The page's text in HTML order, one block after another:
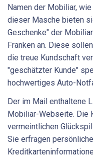
Namen der Mobiliar,
dieser Masche bieten
Geschenke" der
Franken an. Diese
die treue Kundschaft
"geschätzter Kunde"
hochwertiges Auto-
Der im Mail enthaltene
Mobiliar-Webseite. Die
vermeintlichen
Sie erfragen